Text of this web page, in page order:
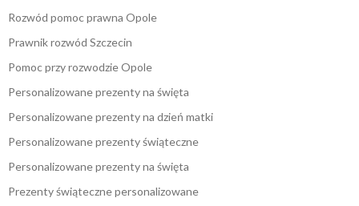
Rozwód pomoc prawna Opole
Prawnik rozwód Szczecin
Pomoc przy rozwodzie Opole
Personalizowane prezenty na święta
Personalizowane prezenty na dzień matki
Personalizowane prezenty świąteczne
Personalizowane prezenty na święta
Prezenty świąteczne personalizowane